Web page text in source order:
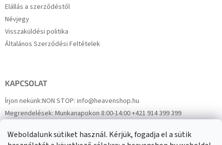
Weboldalunk sütiket használ. Kérjük, fogadja el a sütik
Elállás a szerződéstől
Névjegy
Visszaküldési politika
Általános Szerződési Feltételek
KAPCSOLAT
Írjon nekünk:NON STOP: info@heavenshop.hu
Megrendelések:Munkanapokon 8:00-14:00 +421 914 399 399
FacebookHeavenShop.sk